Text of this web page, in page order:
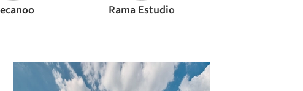
Rama Estudio